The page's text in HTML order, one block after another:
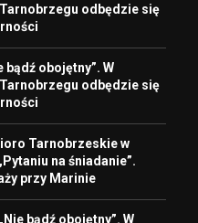
odbędzie się
bądź obojętny”. W
odbędzie się
Tarnobrzeskie w
na śniadanie”.
przy Marinie
„Nie bądź obojętny”. W